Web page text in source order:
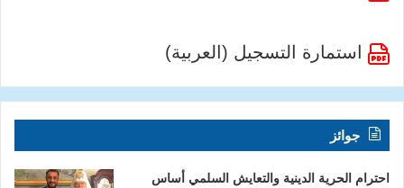
استمارة التسجيل (العربية)
جوائز
احترام الحرية الدينية والتعايش السلمي أساس